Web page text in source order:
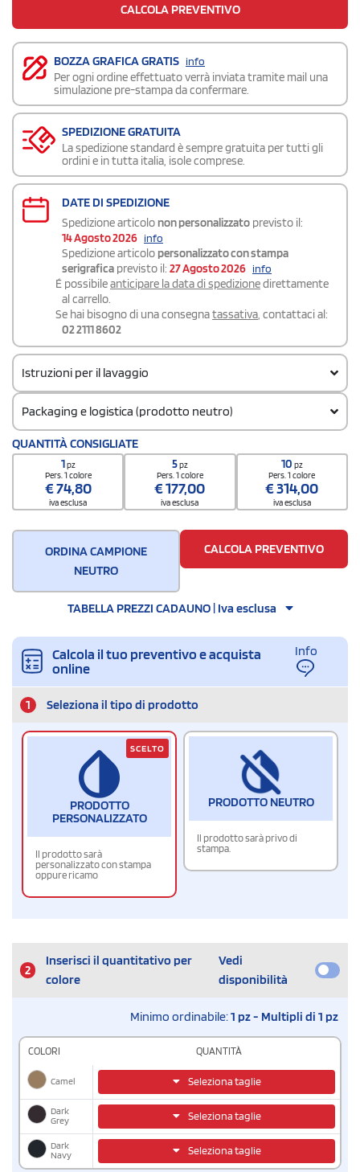
CALCOLA PREVENTIVO
BOZZA GRAFICA GRATIS info
Per ogni ordine effettuato verrà inviata tramite mail una
simulazione pre-stampa da confermare.
SPEDIZIONE GRATUITA
La spedizione standard è sempre gratuita per tutti gli
ordini e in tutta italia, isole comprese.
DATE DI SPEDIZIONE
Spedizione articolo non personalizzato previsto il:
14 Agosto 2026 info
Spedizione articolo personalizzato con stampa
serigrafica previsto il: 27 Agosto 2026 info
É possibileanticipare la data di spedizionedirettamente
al carrello.
Se hai bisogno di una consegnatassativa, contattaci al:
02 2111 8602
Istruzioni per il lavaggio
Packaging e logistica (prodotto neutro)
Quantità per confezione
1
Quantità per scatola
QUANTITÀ CONSIGLIATE
1pz
Pers. 1 colore
€74,80
iva esclusa
5pz
Pers. 1 colore
€177,00
iva esclusa
10 pz
Pers. 1 colore
€314,00
iva esclusa
ORDINA CAMPIONE
NEUTRO
CALCOLA PREVENTIVO
TABELLA PREZZI CADAUNO | Iva esclusa
Calcola il tuo preventivo e acquista
online
Info
1 Seleziona il tipo di prodotto
PRODOTTO
PERSONALIZZATO
Il prodotto sarà
personalizzato con stampa
oppure ricamo
SCELTO
PRODOTTO NEUTRO
Il prodotto sarà privo di
stampa.
2
Inserisci il quantitativo per
colore
Vedi
disponibilità
Minimo ordinabile:1 pz - Multipli di 1 pz
COLORI QUANTITÀ
Camel Seleziona taglie
Dark
Grey
Seleziona taglie
Dark
Navy
Seleziona taglie